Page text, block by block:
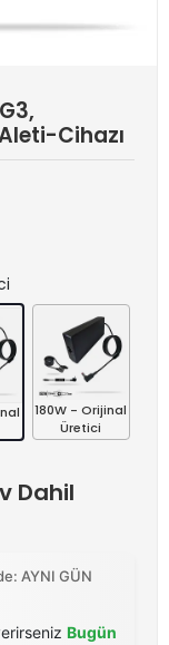
Cihazı
180W - Orijinal
Üretici
Dahil
AYNI GÜN
Bugün